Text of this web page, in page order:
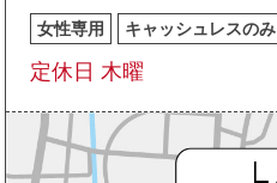
女性専用 キャッシュレスのみ
定休日 木曜